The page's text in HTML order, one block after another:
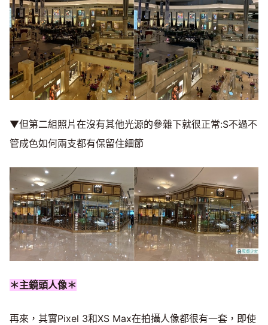
▼但第二組照片在沒有其他光源的參雜下就很正常:S不過不
管成色如何兩支都有保留住細節
＊主鏡頭人像＊
再來，其實Pixel 3和XS Max在拍攝人像都很有一套，即使